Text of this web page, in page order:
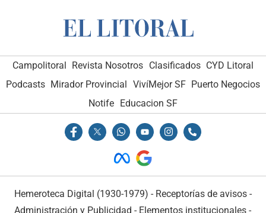
Campolitoral Revista Nosotros Clasificados CYD Litoral
Podcasts Mirador Provincial VivíMejor SF Puerto Negocios
Notife Educacion SF
Hemeroteca Digital (1930-1979) - Receptorías de avisos -
Administración y Publicidad - Elementos institucionales -